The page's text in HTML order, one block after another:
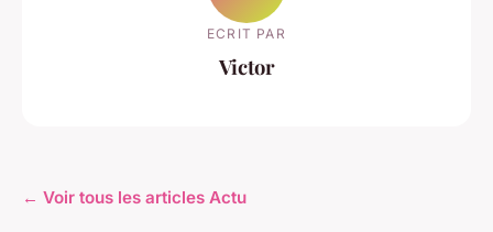
ECRIT PAR
Victor
← Voir tous les articles Actu